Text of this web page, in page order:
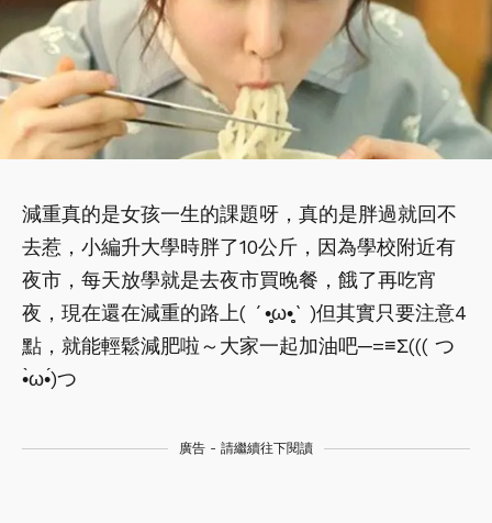
減重真的是女孩一生的課題呀，真的是胖過就回不
去惹，小編升大學時胖了10公斤，因為學校附近有
夜市，每天放學就是去夜市買晚餐，餓了再吃宵
夜，現在還在減重的路上( ´•̥̥̥ω•̥̥̥` )但其實只要注意4
點，就能輕鬆減肥啦～大家一起加油吧─=≡Σ((( つ
•̀ω•́)つ
廣告 - 請繼續往下閱讀